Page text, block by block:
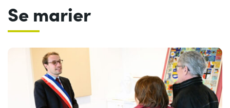
Contactez-nous
Se marier